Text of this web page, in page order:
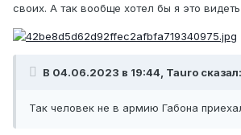
своих. А так вообще хотел бы я это
В 04.06.2023 в 19:44, Tauro сказал:
Так человек не в армию Габона